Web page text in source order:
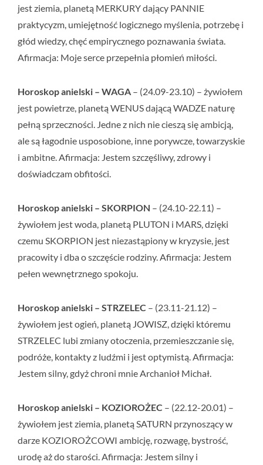
jest ziemia, planetą MERKURY dający PANNIE
praktycyzm, umiejętność logicznego myślenia, potrzebę i
głód wiedzy, chęć empirycznego poznawania świata.
Afirmacja: Moje serce przepełnia płomień miłości.
Horoskop anielski – WAGA – (24.09-23.10) – żywiołem
jest powietrze, planetą WENUS dającą WADZE naturę
pełną sprzeczności. Jedne z nich nie cieszą się ambicją,
ale są łagodnie usposobione, inne porywcze, towarzyskie
i ambitne. Afirmacja: Jestem szczęśliwy, zdrowy i
doświadczam obfitości.
Horoskop anielski – SKORPION – (24.10-22.11) –
żywiołem jest woda, planetą PLUTON i MARS, dzięki
czemu SKORPION jest niezastąpiony w kryzysie, jest
pracowity i dba o szczęście rodziny. Afirmacja: Jestem
pełen wewnętrznego spokoju.
Horoskop anielski – STRZELEC – (23.11-21.12) –
żywiołem jest ogień, planetą JOWISZ, dzięki któremu
STRZELEC lubi zmiany otoczenia, przemieszczanie się,
podróże, kontakty z ludźmi i jest optymistą. Afirmacja:
Jestem silny, gdyż chroni mnie Archanioł Michał.
Horoskop anielski – KOZIOROŻEC – (22.12-20.01) –
żywiołem jest ziemia, planetą SATURN przynoszący w
darze KOZIOROŻCOWI ambicję, rozwagę, bystrość,
urodę aż do starości. Afirmacja: Jestem silny i